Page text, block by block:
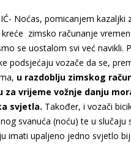
Noćas, pomicanjem
zimsko računanje
se uostalom svi već navikli.
podsjećaju vozače da se,
u razdoblju zimskog
za vrijeme vožnje danju
svjetla. Također, i vozači
svanuća (noću) te u slučaju
imati upaljeno jedno svjetlo